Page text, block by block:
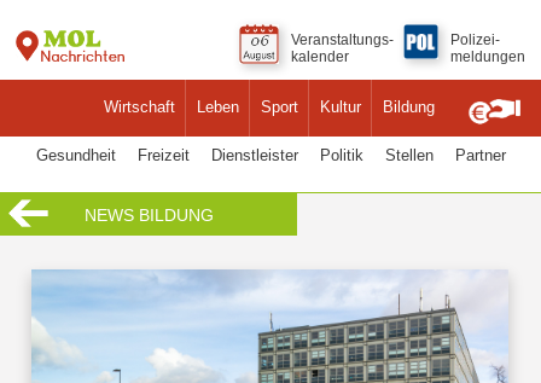
Wirtschaft Leben Sport Kultur Bildung
Veranstaltungs-
kalender
Polizei-
meldungen
Gesundheit Freizeit Dienstleister Politik Stellen Partner
NEWS BILDUNG